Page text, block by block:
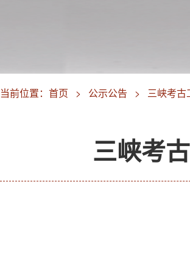
当前位置： 首页 > 公示公告 > 三峡考古
三峡考